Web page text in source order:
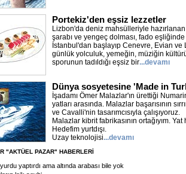
Portekiz'den eşsiz lezzetler
Lizbon'da deniz mahsülleriyle
şarabı ve yengeç dolması, fado
İstanbul'dan başlayıp Cenevre, Evian
günlük yolculuk, yemeğin, müziğin
sporunun tadıldığı eşsiz bir...devamı
Dünya sosyetesine 'Made in
İşadamı Ömer Malazlar'ın ürettiği
yatları arasında. Malazlar başarısının
ve Cavalli'nin tasarımcısıyla çalışıyoruz.
Malazlar kibrit fabrikasının ortağıyım.
Hedefim yurtdışı.
Uzay teknolojisi...devamı
"AKTÜEL PAZAR" HABERLERİ
yaptırdı ama altında arabası bile yok